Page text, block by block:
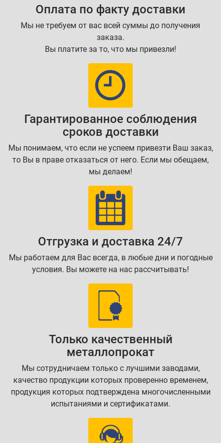
Оплата по факту доставки
Мы не требуем от вас всей суммы до получения
заказа.
Вы платите за то, что мы привезли!
Гарантированное соблюдения
сроков доставки
Мы понимаем, что если не успеем привезти Ваш заказ,
то Вы в праве отказаться от него. Если мы обещаем,
мы делаем!
Отгрузка и доставка 24/7
Мы работаем для Вас всегда, в любые дни и погодные
условия. Вы можете на нас рассчитывать!
Только качественный
металлопрокат
Мы сотрудничаем только с лучшими заводами,
качество продукции которых проверенно временем,
продукция которых подтверждена многочисленными
испытаниями и сертификатами.